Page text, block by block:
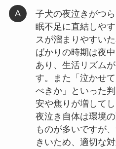
子犬の夜泣きがつ
眠不足に直結しや
スが溜まりやすい
ばかりの時期は夜
あり、生活リズム
す。また「泣かせ
べきか」といった
安や焦りが増して
夜泣き自体は環境
ものが多いですが
きいため、適切な